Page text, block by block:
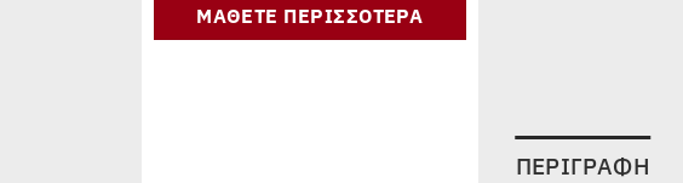
ΜΑΘΕΤΕ ΠΕΡΙΣΣΟΤΕΡΑ
ΠΕΡΙΓΡΑΦΉ